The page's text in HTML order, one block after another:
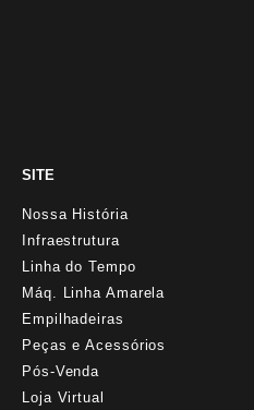
SITE
Nossa História
Infraestrutura
Linha do Tempo
Máq. Linha Amarela
Empilhadeiras
Peças e Acessórios
Pós-Venda
Loja Virtual